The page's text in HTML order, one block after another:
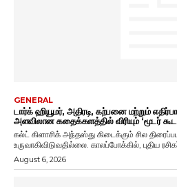
GENERAL
டார்க் ஹியூமர், அதிரடி, கற்பனை மற்றும்
அளவிலான கதைக்களத்தில் விரியும் ‘மூடர்
கல்ட் கிளாசிக் அந்தஸ்து கிடைக்கும் சில
உருவாகிவிடுவதில்லை. காலப்போக்கில், புதிய
August 6, 2026